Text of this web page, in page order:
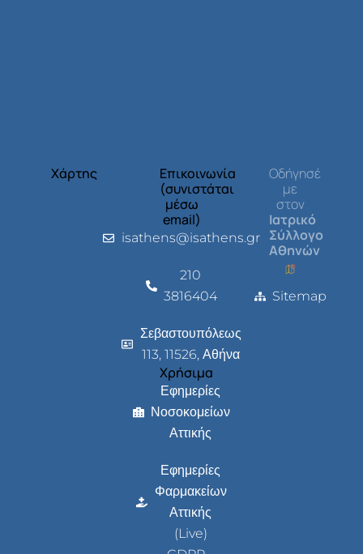
Χάρτης
Επικοινωνία
(συνιστάται
μέσω
email)
isathens@isathens.gr
210
3816404
Σεβαστουπόλεως
113, 11526, Αθήνα
Χρήσιμα
Εφημερίες
Νοσοκομείων
Αττικής
Εφημερίες
Φαρμακείων
Αττικής
(Live)
Οδήγησέ
με
στον
Ιατρικό
Σύλλογο
Αθηνών
Sitemap